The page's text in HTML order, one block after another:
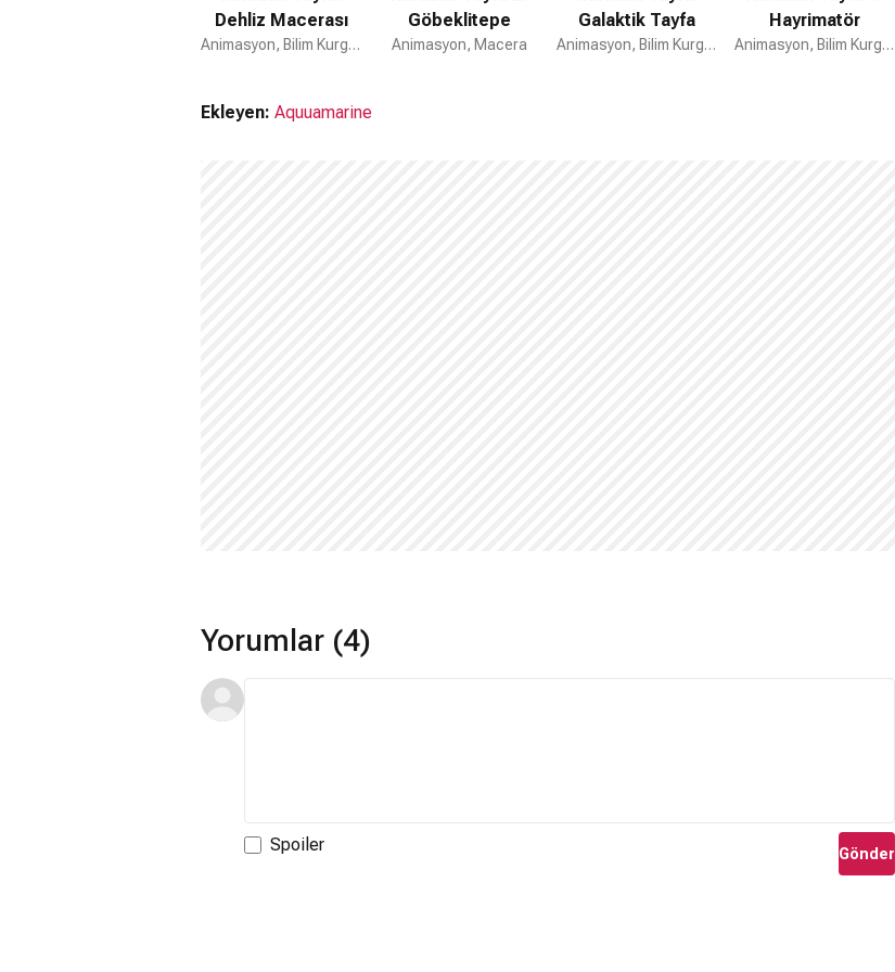
Dehliz Macerası
Animasyon, Bilim Kurgu, Macera
Göbeklitepe
Animasyon, Macera
Galaktik Tayfa
Animasyon, Bilim Kurgu, Macera
Hayrimatör
Animasyon, Bilim Kurgu, Macera
Ekleyen: Aquuamarine
Yorumlar (4)
Spoiler Gönder